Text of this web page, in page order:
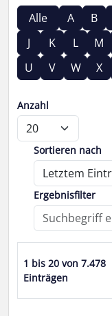
Alle
A B
J
K L M
U
V W X
Anzahl
Sortieren nach
Ergebnisfilter
1 bis 20 von 7.478
Einträgen